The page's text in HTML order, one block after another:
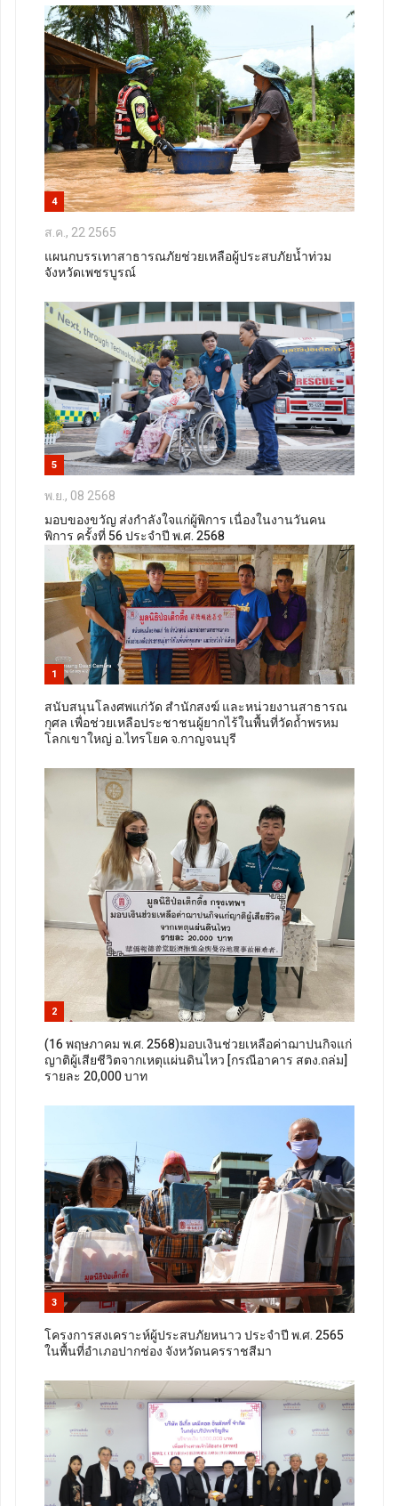
4
ส.ค., 22 2565
แผนกบรรเทาสาธารณภัยช่วยเหลือผู้ประสบภัยน้ำท่วม
จังหวัดเพชรบูรณ์
5
พ.ย., 08 2568
มอบของขวัญ ส่งกำลังใจแก่ผู้พิการ เนื่องในงานวันคน
พิการ ครั้งที่ 56 ประจำปี พ.ศ. 2568
1
สนับสนุนโลงศพแก่วัด สำนักสงฆ์ และหน่วยงานสาธารณ
กุศล เพื่อช่วยเหลือประชาชนผู้ยากไร้ในพื้นที่วัดถ้ำพรหม
โลกเขาใหญ่ อ.ไทรโยค จ.กาญจนบุรี
2
(16 พฤษภาคม พ.ศ. 2568)มอบเงินช่วยเหลือค่าฌาปนกิจแก่
ญาติผู้เสียชีวิตจากเหตุแผ่นดินไหว [กรณีอาคาร สตง.ถล่ม]
รายละ 20,000 บาท
3
โครงการสงเคราะห์ผู้ประสบภัยหนาว ประจำปี พ.ศ. 2565
ในพื้นที่อำเภอปากช่อง จังหวัดนครราชสีมา